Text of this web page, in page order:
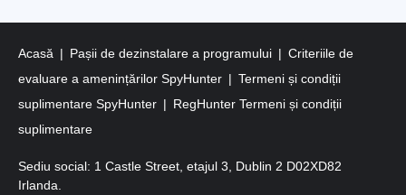
Acasă Pașii de dezinstalare a programului
Criteriile de
evaluare a amenințărilor SpyHunter
Termeni și condiții
suplimentare SpyHunter
RegHunter Termeni și condiții
suplimentare
Sediu social: 1 Castle Street, etajul 3, Dublin 2 D02XD82
Irlanda.